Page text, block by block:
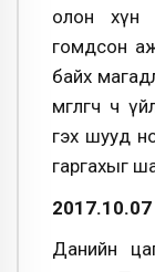
олон хүн
гомдсон
байх
өмгөөлөгч
гэх шууд
гаргахыг
2017.10.07
Данийн